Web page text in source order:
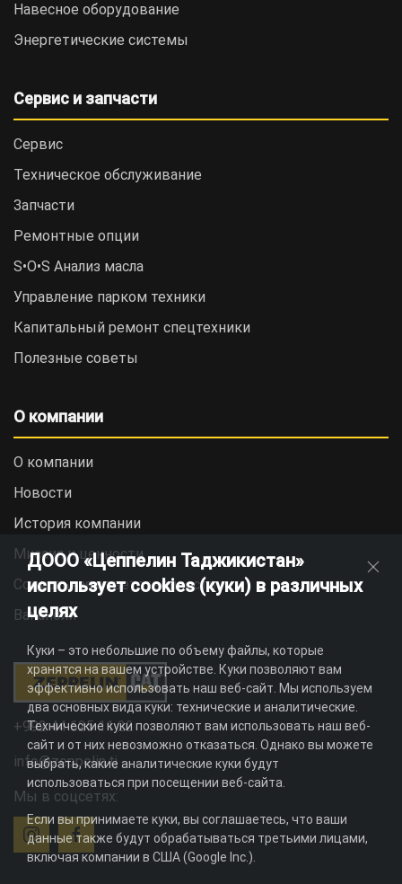
Навесное оборудование
Энергетические системы
Сервис и запчасти
Сервис
Техническое обслуживание
Запчасти
Ремонтные опции
S•O•S Анализ масла
Управление парком техники
Капитальный ремонт спецтехники
Полезные советы
О компании
О компании
Новости
История компании
Миссия и ценности
Социальная ответственность
Вакансии
+992 44 625 11 22
info@zeppelin.tj
Мы в соцсетях:
ДООО «Цеппелин Таджикистан»
использует cookies (куки) в различных
целях
Куки – это небольшие по объему файлы, которые
хранятся на вашем устройстве. Куки позволяют вам
эффективно использовать наш веб-сайт. Мы используем
два основных вида куки: технические и аналитические.
Технические куки позволяют вам использовать наш веб-
сайт и от них невозможно отказаться. Однако вы можете
выбрать, какие аналитические куки будут
использоваться при посещении веб-сайта.
Если вы принимаете куки, вы соглашаетесь, что ваши
данные также будут обрабатываться третьими лицами,
включая компании в США (Google Inc.).